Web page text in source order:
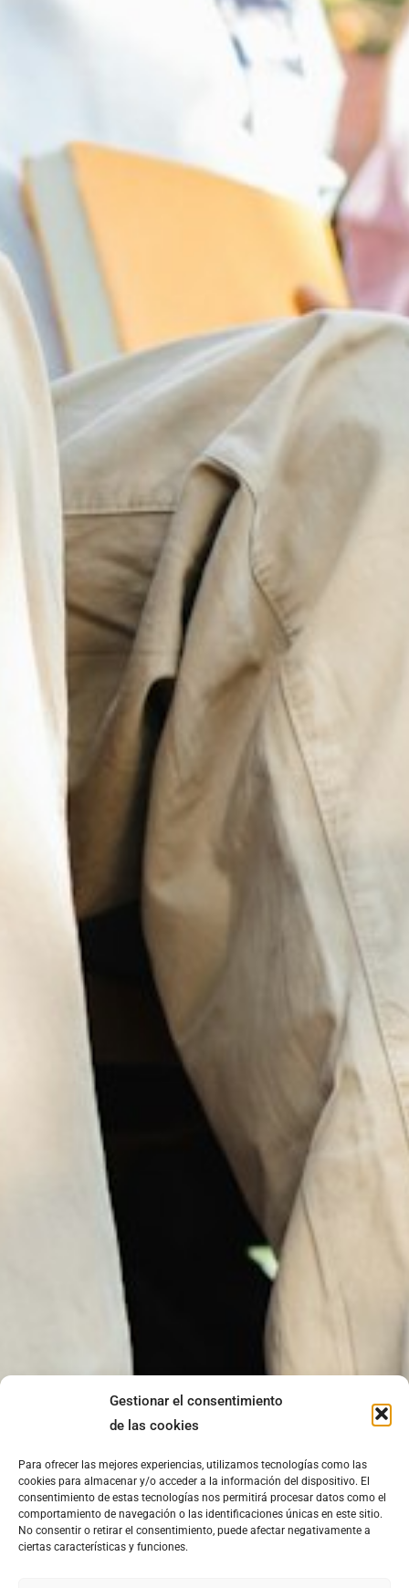
Gestionar el consentimiento
de las cookies
Para ofrecer las mejores experiencias, utilizamos tecnologías como las
cookies para almacenar y/o acceder a la información del dispositivo. El
consentimiento de estas tecnologías nos permitirá procesar datos como el
comportamiento de navegación o las identificaciones únicas en este sitio.
No consentir o retirar el consentimiento, puede afectar negativamente a
ciertas características y funciones.